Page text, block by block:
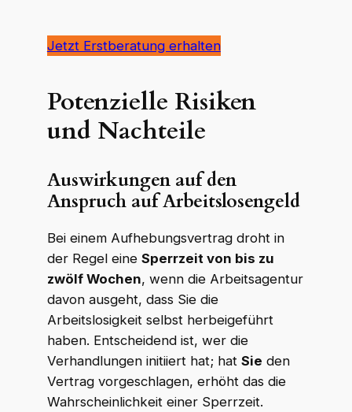
Jetzt Erstberatung erhalten
Potenzielle Risiken
und Nachteile
Auswirkungen auf den
Anspruch auf Arbeitslosengeld
Bei einem Aufhebungsvertrag droht in
der Regel eine Sperrzeit von bis zu
zwölf Wochen, wenn die Arbeitsagentur
davon ausgeht, dass Sie die
Arbeitslosigkeit selbst herbeigeführt
haben. Entscheidend ist, wer die
Verhandlungen initiiert hat; hat Sie den
Vertrag vorgeschlagen, erhöht das die
Wahrscheinlichkeit einer Sperrzeit.